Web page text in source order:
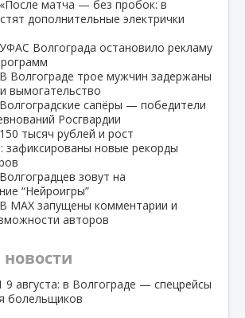
«После матча — без пробок: в
дополнительные электрички
УФАС Волгограда остановило рекламу
В Волгограде трое мужчин задержаны
вымогательство
Волгоградские сапёры — победители
Росгвардии
150 тысяч рублей и рост
зафиксированы новые рекорды
Волгоградцев зовут на
“Нейроигры”
В МАХ запущены комментарии и
авторов
9 августа: в Волгограде — спецрейсы
болельщиков